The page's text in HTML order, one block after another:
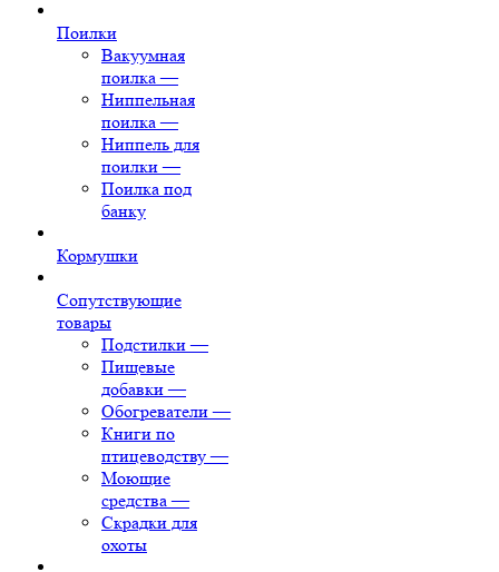
Поилки
Вакуумная
поилка —
Ниппельная
поилка —
Ниппель для
поилки —
Поилка под
банку
Кормушки
Сопутствующие
товары
Подстилки —
Пищевые
добавки —
Обогреватели —
Книги по
птицеводству —
Моющие
средства —
Скрадки для
охоты